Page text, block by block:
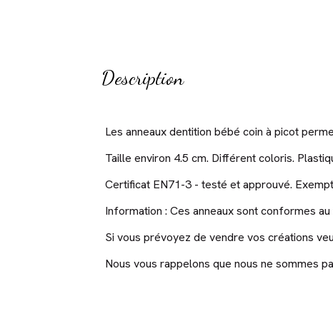
Description
Les anneaux dentition bébé coin à picot
Taille environ 4.5 cm. Différent coloris.
Certificat EN71-3 - testé et approuvé.
Information : Ces anneaux sont conformes
Si vous prévoyez de vendre vos créations
Nous vous rappelons que nous ne sommes